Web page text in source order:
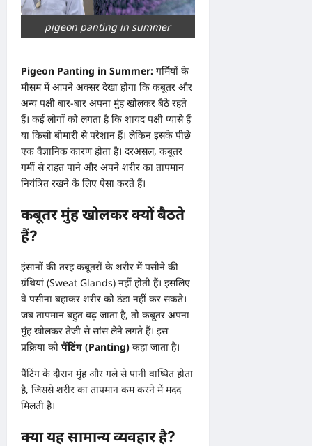
pigeon panting in summer
Pigeon Panting in Summer: गर्मियों के
मौसम में आपने अक्सर देखा होगा कि कबूतर और
अन्य पक्षी बार-बार अपना मुंह खोलकर बैठे रहते
हैं। कई लोगों को लगता है कि शायद पक्षी प्यासे हैं
या किसी बीमारी से परेशान हैं। लेकिन इसके पीछे
एक वैज्ञानिक कारण होता है। दरअसल, कबूतर
गर्मी से राहत पाने और अपने शरीर का तापमान
नियंत्रित रखने के लिए ऐसा करते हैं।
कबूतर मुंह खोलकर क्यों बैठते
हैं?
इंसानों की तरह कबूतरों के शरीर में पसीने की
ग्रंथियां (Sweat Glands) नहीं होती हैं। इसलिए
वे पसीना बहाकर शरीर को ठंडा नहीं कर सकते।
जब तापमान बहुत बढ़ जाता है, तो कबूतर अपना
मुंह खोलकर तेजी से सांस लेने लगते हैं। इस
प्रक्रिया को पैंटिंग (Panting) कहा जाता है।
पैंटिंग के दौरान मुंह और गले से पानी वाष्पित होता
है, जिससे शरीर का तापमान कम करने में मदद
मिलती है।
क्या यह सामान्य व्यवहार है?